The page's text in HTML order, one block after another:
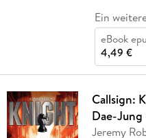
Ein
eBook
4,49 €
Callsign:
Dae-Jung
Jeremy